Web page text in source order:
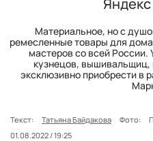
Материальное, но с
ремесленные товары для
мастеров со всей России.
кузнецов, вышивальщиц,
эксклюзивно приобрести в
Текст: Татьяна Байдакова Фото:
01.08.2022 / 19:25